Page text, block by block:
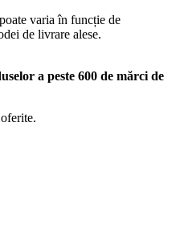
varia în funcție de
de livrare alese.
a peste 600 de mărci de